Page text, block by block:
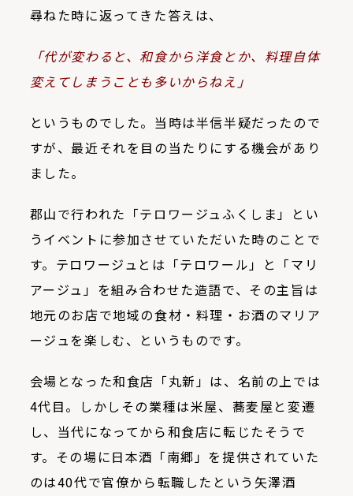
尋ねた時に返ってきた答えは、
「代が変わると、和食から洋食とか、料理自体
変えてしまうことも多いからねえ」
というものでした。当時は半信半疑だったので
すが、最近それを目の当たりにする機会があり
ました。
郡山で行われた「テロワージュふくしま」とい
うイベントに参加させていただいた時のことで
す。テロワージュとは「テロワール」と「マリ
アージュ」を組み合わせた造語で、その主旨は
地元のお店で地域の食材・料理・お酒のマリア
ージュを楽しむ、というものです。
会場となった和食店「丸新」は、名前の上では
4代目。しかしその業種は米屋、蕎麦屋と変遷
し、当代になってから和食店に転じたそうで
す。その場に日本酒「南郷」を提供されていた
のは40代で官僚から転職したという矢澤酒